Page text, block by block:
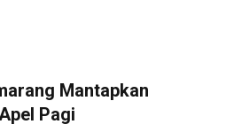
Mantapkan
Pagi